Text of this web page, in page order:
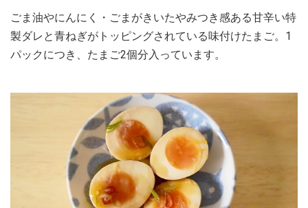
ごま油やにんにく・ごまがきいたやみつき感ある甘辛い特
製ダレと青ねぎがトッピングされている味付けたまご。1
パックにつき、たまご2個分入っています。